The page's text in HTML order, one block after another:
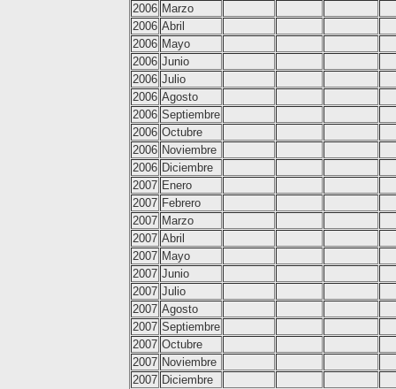
2006 Marzo
2006 Abril
2006 Mayo
2006 Junio
2006 Julio
2006 Agosto
2006 Septiembre
2006 Octubre
2006 Noviembre
2006 Diciembre
2007 Enero
2007 Febrero
2007 Marzo
2007 Abril
2007 Mayo
2007 Junio
2007 Julio
2007 Agosto
2007 Septiembre
2007 Octubre
2007 Noviembre
2007 Diciembre